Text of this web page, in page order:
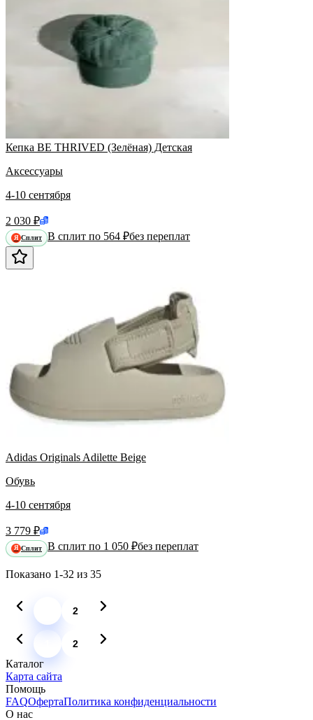
Кепка BE THRIVED (Зелёная) Детская
Аксессуары
4-10 сентября
2 030 ₽
Я Сплит В сплит по 564 ₽без переплат
Adidas Originals Adilette Beige
Обувь
4-10 сентября
3 779 ₽
Я Сплит В сплит по 1 050 ₽без переплат
Показано 1-32 из 35
2
2
Каталог
Карта сайта
Помощь
FAQОфертаПолитика конфиденциальности
О нас